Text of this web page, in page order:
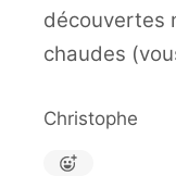
découvertes
chaudes
Christophe